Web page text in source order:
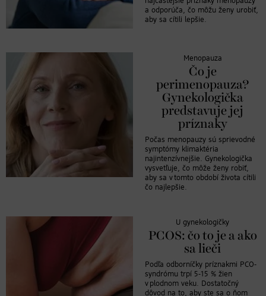
a odporúča, čo môžu ženy urobiť,
aby sa cítili lepšie.
Menopauza
Čo je
perimenopauza?
Gynekologička
predstavuje jej
príznaky
Počas menopauzy sú sprievodné
symptómy klimaktéria
najintenzívnejšie. Gynekologička
vysvetľuje, čo môže ženy robiť,
aby sa v tomto období života cítili
čo najlepšie.
U gynekologičky
PCOS: čo to je a ako
sa lieči
Podľa odborníčky príznakmi PCO-
syndrómu trpí 5-15 % žien
v plodnom veku. Dostatočný
dôvod na to, aby ste sa o ňom